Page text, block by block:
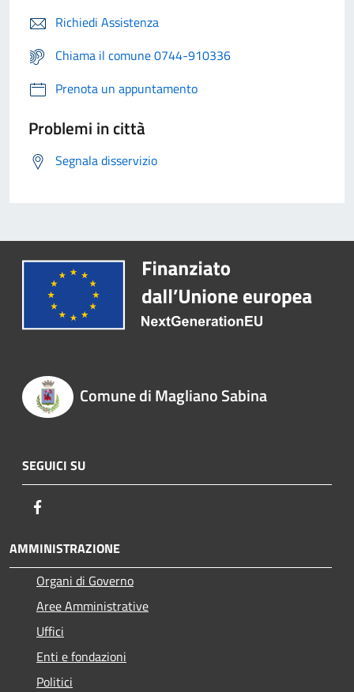
Richiedi Assistenza
Chiama il comune 0744-910336
Prenota un appuntamento
Problemi in città
Segnala disservizio
Comune di Magliano Sabina
SEGUICI SU
AMMINISTRAZIONE
Organi di Governo
Aree Amministrative
Uffici
Enti e fondazioni
Politici